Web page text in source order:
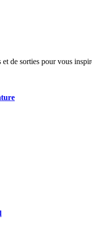
de sorties pour vous